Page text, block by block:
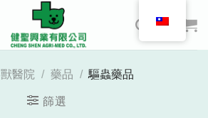
獸醫院 / 藥品 / 驅蟲藥品
篩選